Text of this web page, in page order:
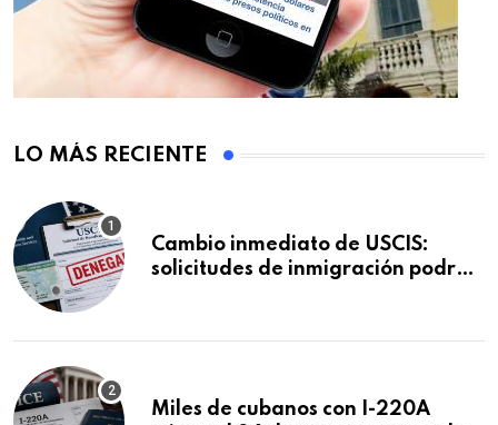
LO MÁS RECIENTE
Cambio inmediato de USCIS:
solicitudes de inmigración podrán
Miles de cubanos con I-220A